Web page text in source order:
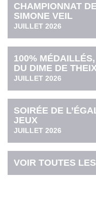
CHAMPIONNAT
SIMONE VEIL
JUILLET 2026
100%
DU DIME DE THEIX
JUILLET 2026
SOIRÉE DE
JEUX
JUILLET 2026
VOIR TOUTES